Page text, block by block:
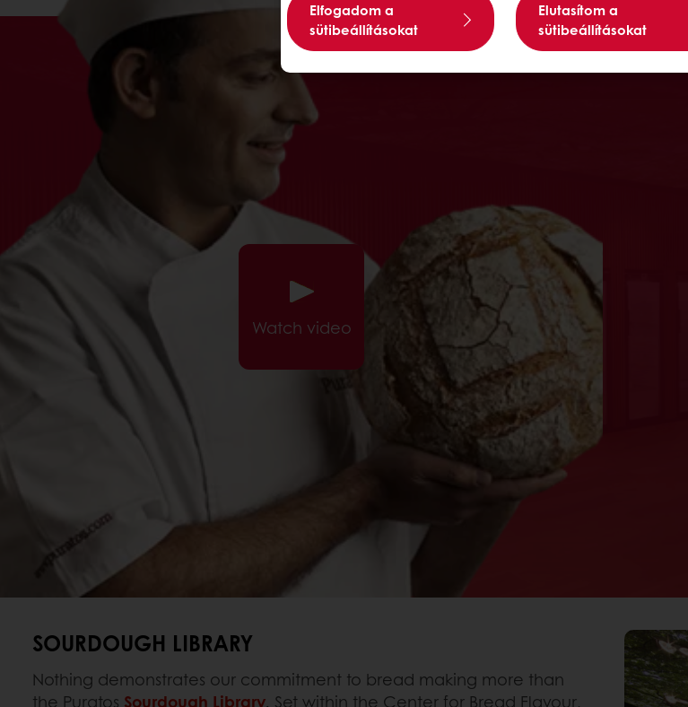
Watch video
SOURDOUGH LIBRARY
Nothing demonstrates our commitment to bread making more than
the Puratos Sourdough Library. Set within the Center for Bread Flavour,
Elfogadom a
sütibeállításokat
Elutasítom a
sütibeállításokat